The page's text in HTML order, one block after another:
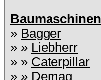
Baumaschinen
» Bagger
» » Liebherr
» » Caterpillar
» » Demag